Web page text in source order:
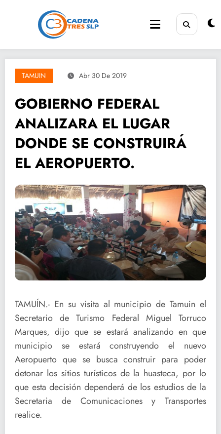
TAMUIN Abr 30 De 2019
GOBIERNO FEDERAL
ANALIZARA EL LUGAR
DONDE SE CONSTRUIRÁ
EL AEROPUERTO.
TAMUÍN.- En su visita al municipio de Tamuin el
Secretario de Turismo Federal Miguel Torruco
Marques, dijo que se estará analizando en que
municipio se estará construyendo el nuevo
Aeropuerto que se busca construir para poder
detonar los sitios turísticos de la huasteca, por lo
que esta decisión dependerá de los estudios de la
Secretaria de Comunicaciones y Transportes
realice.